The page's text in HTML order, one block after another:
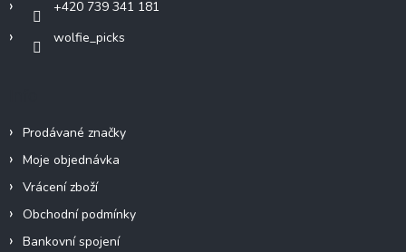
+420 739 341 181
wolfie_picks
Prodávané značky
Moje objednávka
Vrácení zboží
Obchodní podmínky
Bankovní spojení